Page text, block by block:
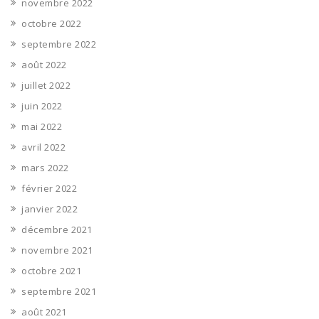
novembre 2022
octobre 2022
septembre 2022
août 2022
juillet 2022
juin 2022
mai 2022
avril 2022
mars 2022
février 2022
janvier 2022
décembre 2021
novembre 2021
octobre 2021
septembre 2021
août 2021